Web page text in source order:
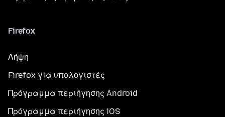
Firefox
Λήψη
Firefox για υπολογιστές
Πρόγραμμα περιήγησης Android
Πρόγραμμα περιήγησης iOS